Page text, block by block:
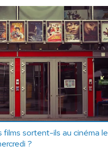
films sortent-ils au cinéma le
?